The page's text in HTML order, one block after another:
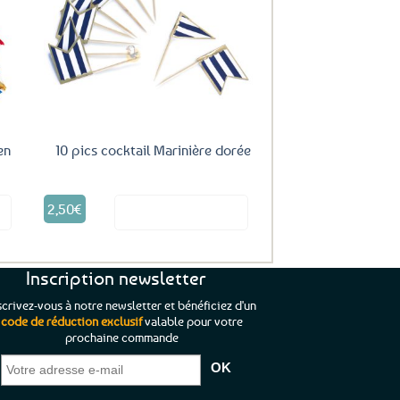
10 pics cocktail Marinière dorée
2,50€
je pouvais pas
;)
mon achat et
rien”Jade C.
“C’est agréable et tout aussi rassurant
de constater qu’il n’y a pas de petite
commande, mais un client à satisfaire.”
Inscription newsletter
vous à notre newsletter et bénéficiez d'un
code de réduction exclusifvalable pour votre
prochaine commande